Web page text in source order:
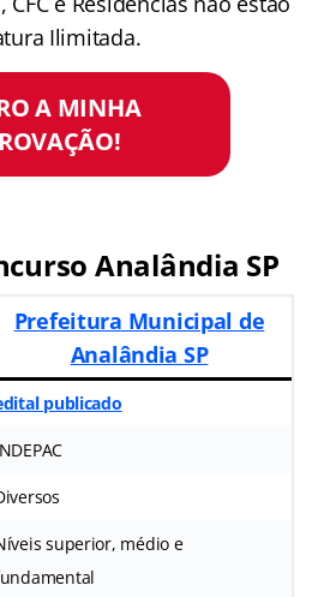
Ilimitada.
A MINHA
Analândia SP
Prefeitura Municipal de
Analândia SP
publicado
superior, médio e